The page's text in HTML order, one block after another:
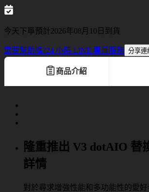
今天下單預計2026年08月10日到貨
需要幫助嗎?24 小時 LINE 專員服務 分享連
商品介紹
隆重推出 V3 dotAIO 替
詳情
對於尋求增強性能和多功能性的愛